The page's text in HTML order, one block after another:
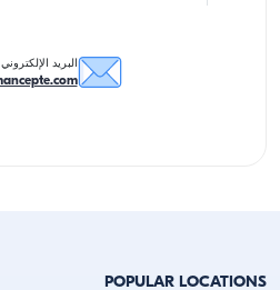
البريد الإلكتروني
POPULAR LOCATIONS